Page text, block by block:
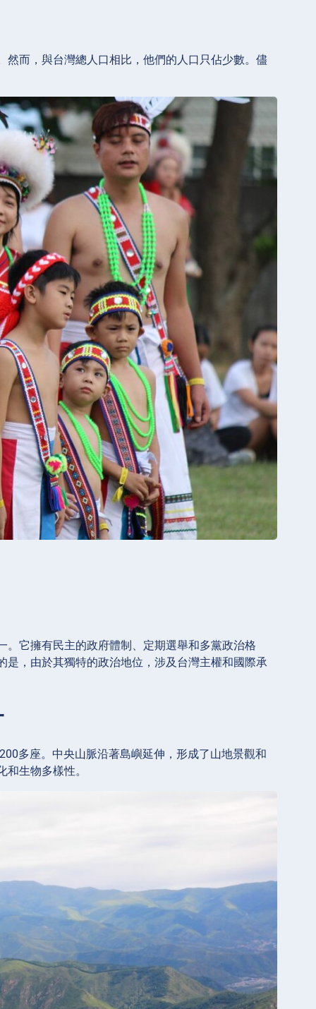
而，與台灣總人口相比，他們的人口只佔少數。儘
它擁有民主的政府體制、定期選舉和多黨政治格
，由於其獨特的政治地位，涉及台灣主權和國際承
多座。中央山脈沿著島嶼延伸，形成了山地景觀和
生物多樣性。